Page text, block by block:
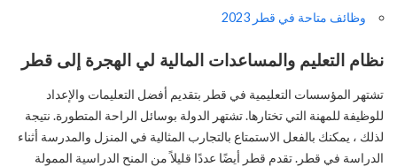
وظائف متاحة في قطر 2023
نظام التعليم والمساعدات المالية لي الهجرة إلى قطر
تشتهر المؤسسات التعليمية في قطر بتقديم أفضل التعليمات والإعداد
للوظيفة للمهنة التي تختارها. تشتهر الدولة بوسائل الراحة المتطورة. نتيجة
لذلك ، يمكنك بالفعل الاستمتاع بالتجارب المثالية في المنزل والمدرسة أثناء
الدراسة في قطر. تقدم قطر أيضًا عددًا قليلاً من المنح الدراسية الممولة